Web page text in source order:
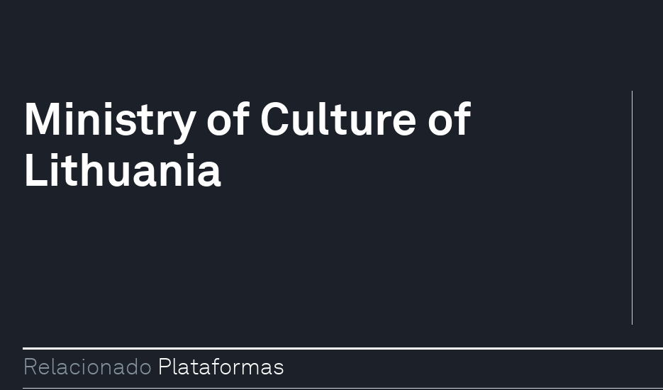
Ministry of Culture of
Lithuania
Relacionado Plataformas